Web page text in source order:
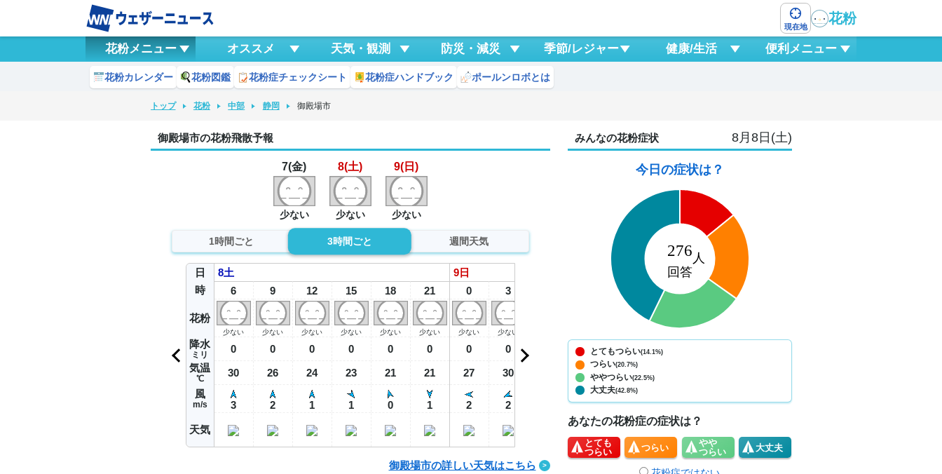
現在地
花粉
花粉メニュー オススメ 天気・観測 防災・減災 季節/レジャー 健康/生活 便利メニュー
花粉カレンダー 花粉図鑑 花粉症チェックシート 花粉症ハンドブック ポールンロボとは
トップ 花粉 中部 静岡 御殿場市
御殿場市の花粉飛散予報
7(金)
少ない
8(土)
少ない
9(日)
少ない
1時間ごと 3時間ごと 週間天気
日
時
花粉
降水
ミリ
気温
℃
風
m/s
天気
8土
6
少ない
0
30
3
9
少ない
0
26
2
12
少ない
0
24
1
15
少ない
0
23
1
18
少ない
0
21
0
21
少ない
0
21
1
9日
0
少ない
0
27
2
3
少ない
0
30
2
0
25
1
12
0
23
1
15
0
1
18
1
21
1 2
御殿場市の詳しい天気はこちら
みんなの花粉症状 8月8日(土)
今日の症状は？
とてもつらい(14.1%)
つらい(20.7%)
ややつらい(22.5%)
大丈夫(42.8%)
あなたの花粉症の症状は？
とても
つらい
つらい
やや
つらい
大丈夫